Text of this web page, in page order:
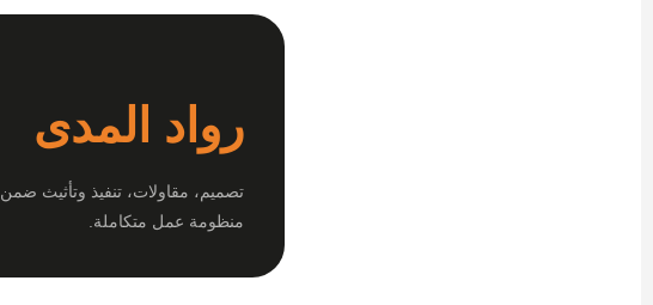
رواد المدى
تصميم، مقاولات، تنفيذ وتأثيث ضمن
منظومة عمل متكاملة.